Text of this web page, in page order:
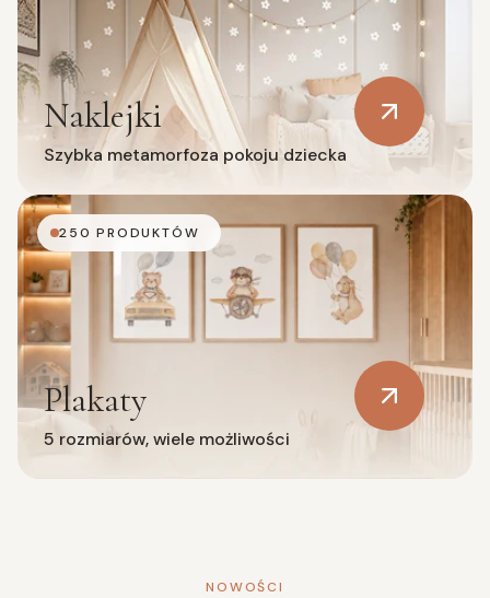
Naklejki
Szybka metamorfoza pokoju dziecka
250 PRODUKTÓW
Plakaty
5 rozmiarów, wiele możliwości
NOWOŚCI